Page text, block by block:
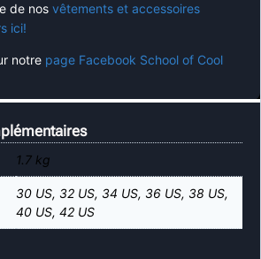
de nos vêtements et accessoires
ici!
notre page Facebook School of Cool
1.7 kg
30 US, 32 US, 34 US, 36 US, 38 US,
40 US, 42 US